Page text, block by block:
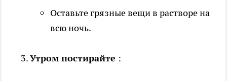
Оставьте грязные вещи в растворе на
всю ночь.
Утром постирайте :